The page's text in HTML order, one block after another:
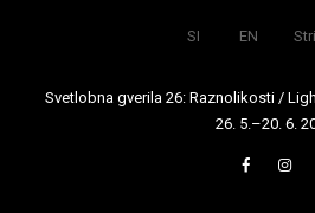
SI EN
Svetlobna gverila 26: Raznolikosti /
26. 5.–20. 6.